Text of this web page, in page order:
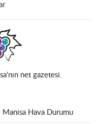
net gazetesi.
Manisa Hava Durumu